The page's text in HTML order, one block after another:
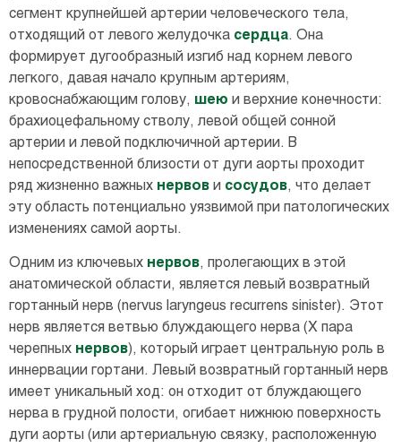
сегмент крупнейшей артерии человеческого тела,
отходящий от левого желудочка сердца. Она
формирует дугообразный изгиб над корнем левого
легкого, давая начало крупным артериям,
кровоснабжающим голову, шею и верхние конечности:
брахиоцефальному стволу, левой общей сонной
артерии и левой подключичной артерии. В
непосредственной близости от дуги аорты проходит
ряд жизненно важных нервов и сосудов, что делает
эту область потенциально уязвимой при патологических
изменениях самой аорты.
Одним из ключевых нервов, пролегающих в этой
анатомической области, является левый возвратный
гортанный нерв (nervus laryngeus recurrens sinister). Этот
нерв является ветвью блуждающего нерва (X пара
черепных нервов), который играет центральную роль в
иннервации гортани. Левый возвратный гортанный нерв
имеет уникальный ход: он отходит от блуждающего
нерва в грудной полости, огибает нижнюю поверхность
дуги аорты (или артериальную связку, расположенную